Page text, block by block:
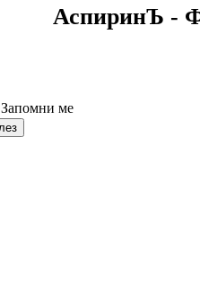
АспиринЪ -
Запомни ме